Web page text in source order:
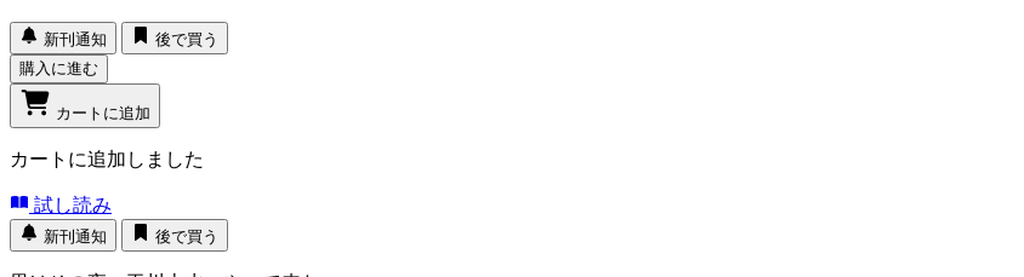
新刊通知
後で買う
購入に進む
カートに追加
カートに追加しました
試し読み
新刊通知 後で買う